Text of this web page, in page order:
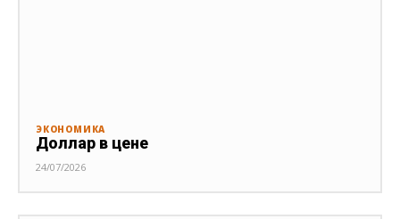
ЭКОНОМИКА
Доллар в цене
24/07/2026